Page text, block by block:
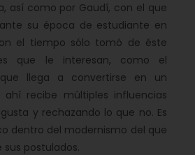
así como por Gaudí, con el que
su época de estudiante en
el tiempo sólo tomó de éste
que le interesan, como el
llega a convertirse en un
recibe múltiples influencias
y rechazando lo que no. Es
dentro del modernismo del que
postulados.